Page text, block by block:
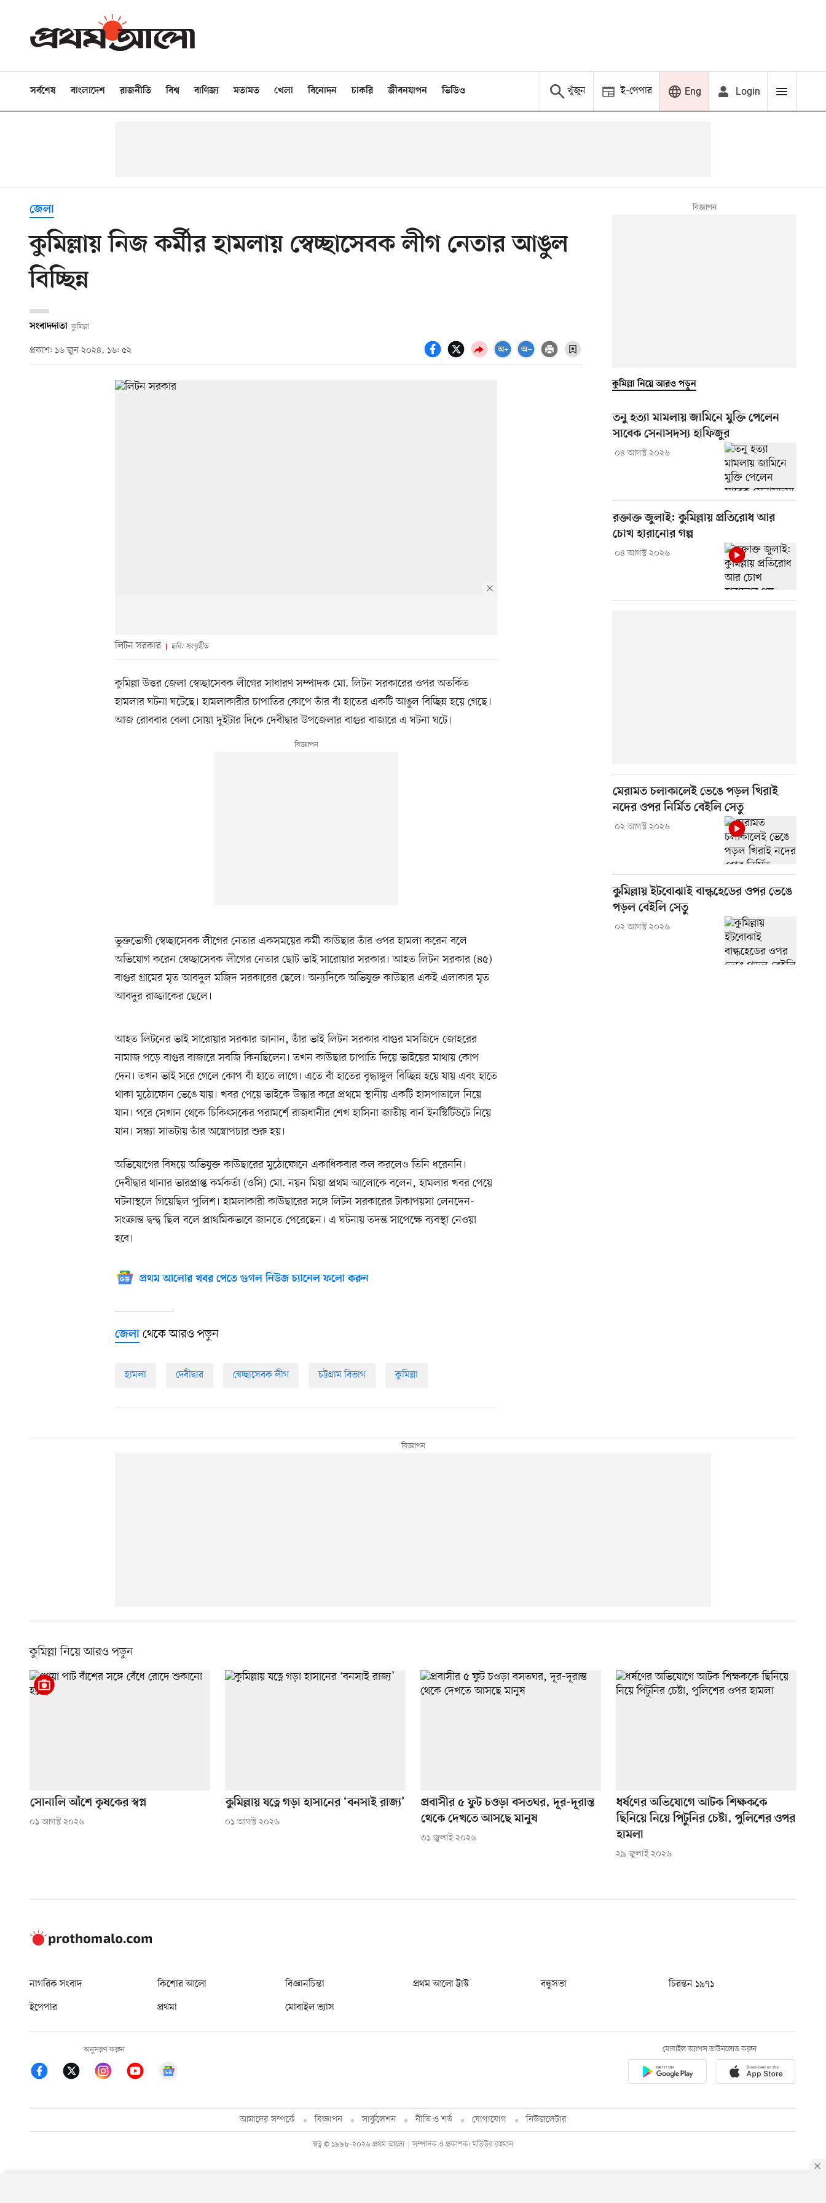
সর্বশেষ বাংলাদেশ রাজনীতি বিশ্ব বাণিজ্য মতামত খেলা বিনোদন চাকরি জীবনযাপন ভিডিও খুঁজুন ই-পেপার Eng Login
জেলা
কুমিল্লায় নিজ কর্মীর হামলায় স্বেচ্ছাসেবক লীগ নেতার আঙুল
বিচ্ছিন্ন
সংবাদদাতা কুমিল্লা
প্রকাশ: ১৬ জুন ২০২৪, ১৬: ৫২
লিটন সরকার ছবি: সংগৃহীত
কুমিল্লা উত্তর জেলা স্বেচ্ছাসেবক লীগের সাধারণ সম্পাদক মো. লিটন সরকারের ওপর অতর্কিত
হামলার ঘটনা ঘটেছে। হামলাকারীর চাপাতির কোপে তাঁর বাঁ হাতের একটি আঙুল বিচ্ছিন্ন হয়ে গেছে।
আজ রোববার বেলা সোয়া দুইটার দিকে দেবীদ্বার উপজেলার বাগুর বাজারে এ ঘটনা ঘটে।
ভুক্তভোগী স্বেচ্ছাসেবক লীগের নেতার একসময়ের কর্মী কাউছার তাঁর ওপর হামলা করেন বলে
অভিযোগ করেন স্বেচ্ছাসেবক লীগের নেতার ছোট ভাই সারোয়ার সরকার। আহত লিটন সরকার (৪৫)
বাগুর গ্রামের মৃত আবদুল মজিদ সরকারের ছেলে। অন্যদিকে অভিযুক্ত কাউছার একই এলাকার মৃত
আবদুর রাজ্জাকের ছেলে।
আহত লিটনের ভাই সারোয়ার সরকার জানান, তাঁর ভাই লিটন সরকার বাগুর মসজিদে জোহরের
নামাজ পড়ে বাগুর বাজারে সবজি কিনছিলেন। তখন কাউছার চাপাতি দিয়ে ভাইয়ের মাথায় কোপ
দেন। তখন ভাই সরে গেলে কোপ বাঁ হাতে লাগে। এতে বাঁ হাতের বৃদ্ধাঙ্গুল বিচ্ছিন্ন হয়ে যায় এবং হাতে
থাকা মুঠোফোন ভেঙে যায়। খবর পেয়ে ভাইকে উদ্ধার করে প্রথমে স্থানীয় একটি হাসপাতালে নিয়ে
যান। পরে সেখান থেকে চিকিৎসকের পরামর্শে রাজধানীর শেখ হাসিনা জাতীয় বার্ন ইনস্টিটিউটে নিয়ে
যান। সন্ধ্যা সাতটায় তাঁর অস্ত্রোপচার শুরু হয়।
অভিযোগের বিষয়ে অভিযুক্ত কাউছারের মুঠোফোনে একাধিকবার কল করলেও তিনি ধরেননি।
দেবীদ্বার থানার ভারপ্রাপ্ত কর্মকর্তা (ওসি) মো. নয়ন মিয়া প্রথম আলোকে বলেন, হামলার খবর পেয়ে
ঘটনাস্থলে গিয়েছিল পুলিশ। হামলাকারী কাউছারের সঙ্গে লিটন সরকারের টাকাপয়সা লেনদেন-
সংক্রান্ত দ্বন্দ্ব ছিল বলে প্রাথমিকভাবে জানতে পেরেছেন। এ ঘটনায় তদন্ত সাপেক্ষে ব্যবস্থা নেওয়া
হবে।
প্রথম আলোর খবর পেতে গুগল নিউজ চ্যানেল ফলো করুন
জেলা থেকে আরও পড়ুন
হামলা দেবীদ্বার স্বেচ্ছাসেবক লীগ চট্টগ্রাম বিভাগ কুমিল্লা
কুমিল্লা নিয়ে আরও পড়ুন
তনু হত্যা মামলায় জামিনে মুক্তি পেলেন
সাবেক সেনাসদস্য হাফিজুর
০৪ আগস্ট ২০২৬
রক্তাক্ত জুলাই: কুমিল্লায় প্রতিরোধ আর
চোখ হারানোর গল্প
০৪ আগস্ট ২০২৬
মেরামত চলাকালেই ভেঙে পড়ল খিরাই
নদের ওপর নির্মিত বেইলি সেতু
০২ আগস্ট ২০২৬
কুমিল্লায় ইটবোঝাই বাল্কহেডের ওপর ভেঙে
পড়ল বেইলি সেতু
০২ আগস্ট ২০২৬
কুমিল্লা নিয়ে আরও পড়ুন
সোনালি আঁশে কৃষকের স্বপ্ন
০১ আগস্ট ২০২৬
কুমিল্লায় যত্নে গড়া হাসানের ‘বনসাই রাজ্য’
০১ আগস্ট ২০২৬
প্রবাসীর ৫ ফুট চওড়া বসতঘর, দূর-দূরান্ত
থেকে দেখতে আসছে মানুষ
৩১ জুলাই ২০২৬
ধর্ষণের অভিযোগে আটক শিক্ষককে
ছিনিয়ে নিয়ে পিটুনির চেষ্টা, পুলিশের ওপর
হামলা
২৯ জুলাই ২০২৬
নাগরিক সংবাদ কিশোর আলো বিজ্ঞানচিন্তা প্রথম আলো ট্রাস্ট বন্ধুসভা
চিরন্তন ১৯৭১
ইপেপার
প্রথমা মোবাইল ভ্যাস
অনুসরণ করুন মোবাইল অ্যাপস ডাউনলোড করুন
আমাদের সম্পর্কে বিজ্ঞাপন সার্কুলেশন নীতি ও শর্ত যোগাযোগ নিউজলেটার
স্বত্ব © ১৯৯৮-২০২৬ প্রথম আলো সম্পাদক ও প্রকাশক: মতিউর রহমান